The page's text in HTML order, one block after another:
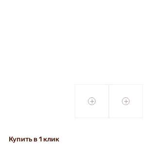
+ +
Купить в 1 клик